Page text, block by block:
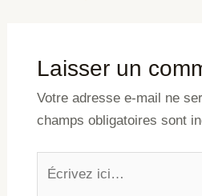
Laisser un
Votre adresse e-mail ne
champs obligatoires sont